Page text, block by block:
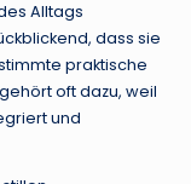
Alltags
dass sie
praktische
oft dazu, weil
und